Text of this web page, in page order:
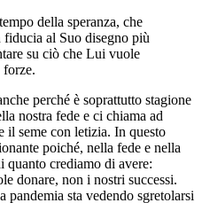
della speranza, che
al Suo disegno più
su ciò che Lui vuole
forze.
perché è soprattutto stagione
nostra fede e ci chiama ad
il seme con letizia. In questo
poiché, nella fede e nella
quanto crediamo di avere:
donare, non i nostri successi.
pandemia sta vedendo sgretolarsi